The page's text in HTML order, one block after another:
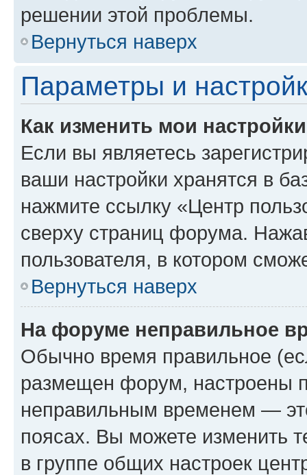
решении этой проблемы.
Вернуться наверх
Параметры и
Как изменить мои
Если вы являетесь
ваши настройки хранятся в
нажмите ссылку «Центр
сверху страниц форума.
пользователя, в котором
Вернуться наверх
На форуме неправильное
Обычно время правильное
размещен форум, настроены
неправильным временем —
поясах. Вы можете изменить
в группе общих настроек